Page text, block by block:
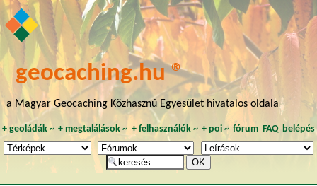
geocaching.hu ®
a Magyar Geocaching Közhasznú Egyesület hivatalos oldala
+geoládák~ +megtalálások ~ + felhasználók~ + poi~ fórum FAQ belépés